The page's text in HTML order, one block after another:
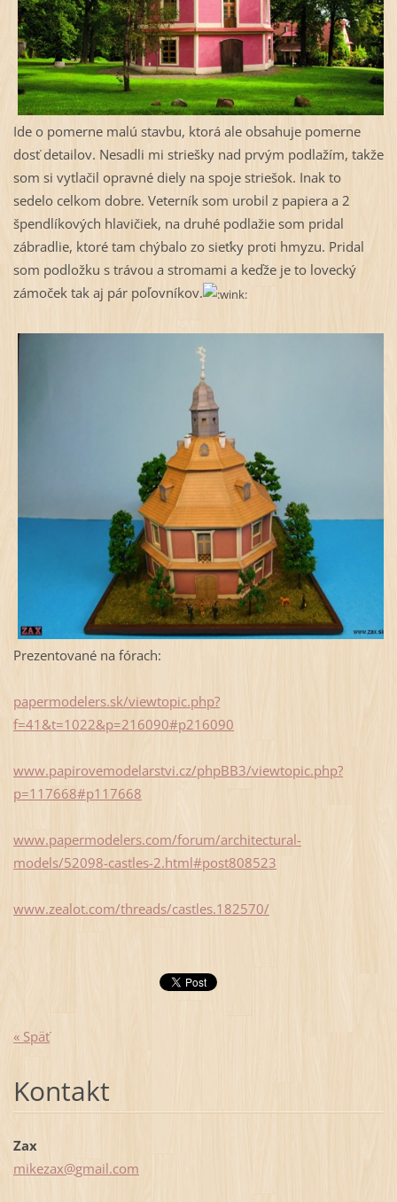
Ide o pomerne malú stavbu, ktorá ale obsahuje pomerne
dosť detailov. Nesadli mi striešky nad prvým podlažím, takže
som si vytlačil opravné diely na spoje striešok. Inak to
sedelo celkom dobre. Veterník som urobil z papiera a 2
špendlíkových hlavičiek, na druhé podlažie som pridal
zábradlie, ktoré tam chýbalo zo sieťky proti hmyzu. Pridal
som podložku s trávou a stromami a keďže je to lovecký
zámoček tak aj pár poľovníkov.
Prezentované na fórach:
papermodelers.sk/viewtopic.php?
f=41&t=1022&p=216090#p216090
www.papirovemodelarstvi.cz/phpBB3/viewtopic.php?
p=117668#p117668
www.papermodelers.com/forum/architectural-
models/52098-castles-2.html#post808523
www.zealot.com/threads/castles.182570/
« Späť
Kontakt
Zax
mikezax@gmail.com